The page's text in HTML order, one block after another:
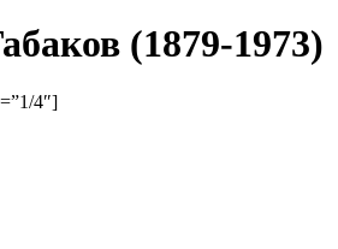
(1879-1973)
4″]